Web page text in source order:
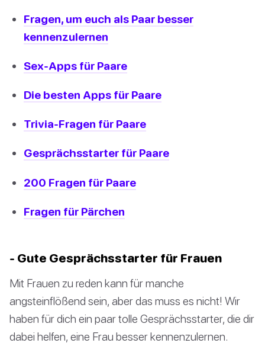
Fragen, um euch als Paar besser
kennenzulernen
Sex-Apps für Paare
Die besten Apps für Paare
Trivia-Fragen für Paare
Gesprächsstarter für Paare
200 Fragen für Paare
Fragen für Pärchen
- Gute Gesprächsstarter für Frauen
Mit Frauen zu reden kann für manche
angsteinflößend sein, aber das muss es nicht! Wir
haben für dich ein paar tolle Gesprächsstarter, die dir
dabei helfen, eine Frau besser kennenzulernen.